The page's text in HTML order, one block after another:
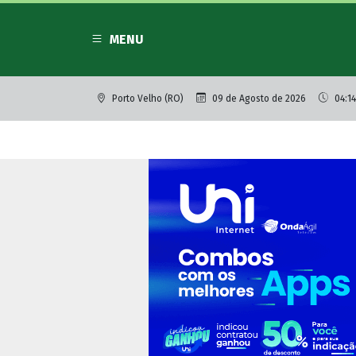
MENU
Porto Velho (RO) 09 de Agosto de 2026